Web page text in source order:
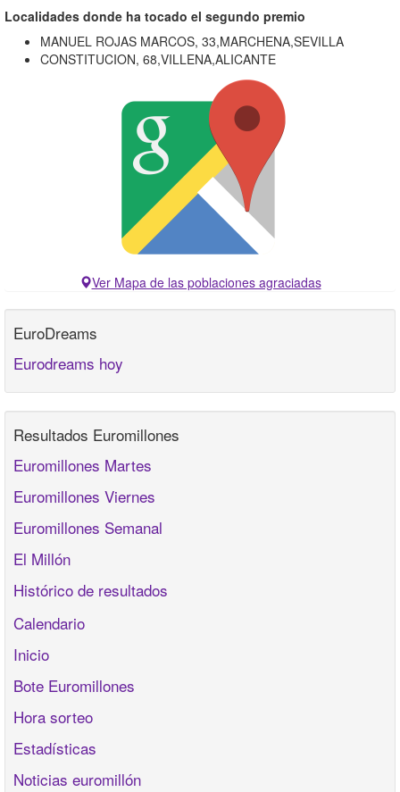
Localidades donde ha tocado el segundo premio
MANUEL ROJAS MARCOS, 33,MARCHENA,SEVILLA
CONSTITUCION, 68,VILLENA,ALICANTE
Ver Mapa de las poblaciones agraciadas
EuroDreams
Eurodreams hoy
Resultados Euromillones
Euromillones Martes
Euromillones Viernes
Euromillones Semanal
El Millón
Histórico de resultados
Calendario
Inicio
Bote Euromillones
Hora sorteo
Estadísticas
Noticias euromillón